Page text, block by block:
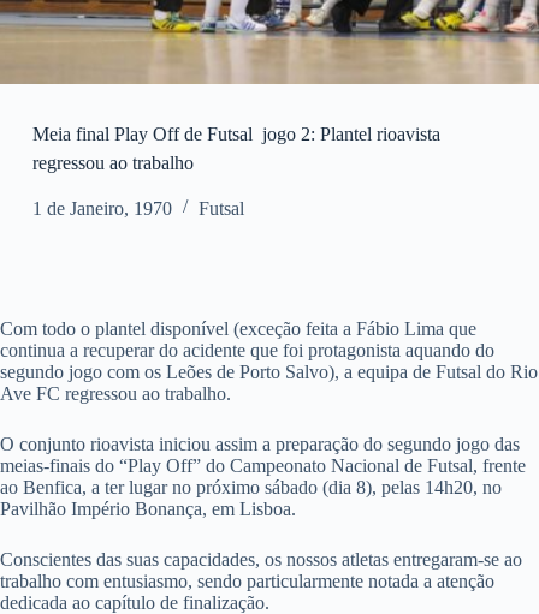
Meia final Play Off de Futsal  jogo 2: Plantel rioavista
regressou ao trabalho
1 de Janeiro, 1970 Futsal
Com todo o plantel disponível (exceção feita a Fábio Lima que
continua a recuperar do acidente que foi protagonista aquando do
segundo jogo com os Leões de Porto Salvo), a equipa de Futsal do Rio
Ave FC regressou ao trabalho.
O conjunto rioavista iniciou assim a preparação do segundo jogo das
meias-finais do “Play Off” do Campeonato Nacional de Futsal, frente
ao Benfica, a ter lugar no próximo sábado (dia 8), pelas 14h20, no
Pavilhão Império Bonança, em Lisboa.
Conscientes das suas capacidades, os nossos atletas entregaram-se ao
trabalho com entusiasmo, sendo particularmente notada a atenção
dedicada ao capítulo de finalização.